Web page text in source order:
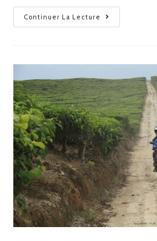
Continuer La Lecture